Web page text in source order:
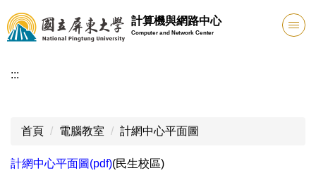
跳
到
主
內
計算機與網路中心
Computer and Network Center
:::
首頁 電腦教室 計網中心平面圖
計網中心平面圖(pdf)(民生校區)